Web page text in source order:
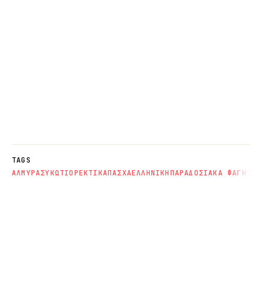
TAGS
ΑΛΜΥΡΑΣΥΚΩΤΙΟΡΕΚΤΙΚΑΠΑΣΧΑΕΛΛΗΝΙΚΗΠΑΡΑΔΟΣΙΑΚΑ ΦΑΓΗΤΑ